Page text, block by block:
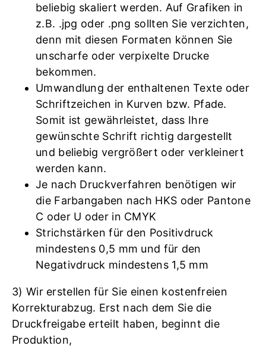
beliebig skaliert werden. Auf Grafiken in
z.B. .jpg oder .png sollten Sie verzichten,
denn mit diesen Formaten können Sie
unscharfe oder verpixelte Drucke
bekommen.
Umwandlung der enthaltenen Texte oder
Schriftzeichen in Kurven bzw. Pfade.
Somit ist gewährleistet, dass Ihre
gewünschte Schrift richtig dargestellt
und beliebig vergrößert oder verkleinert
werden kann.
Je nach Druckverfahren benötigen wir
die Farbangaben nach HKS oder Pantone
C oder U oder in CMYK
Strichstärken für den Positivdruck
mindestens 0,5 mm und für den
Negativdruck mindestens 1,5 mm
3) Wir erstellen für Sie einen kostenfreien
Korrekturabzug. Erst nach dem Sie die
Druckfreigabe erteilt haben, beginnt die
Produktion,